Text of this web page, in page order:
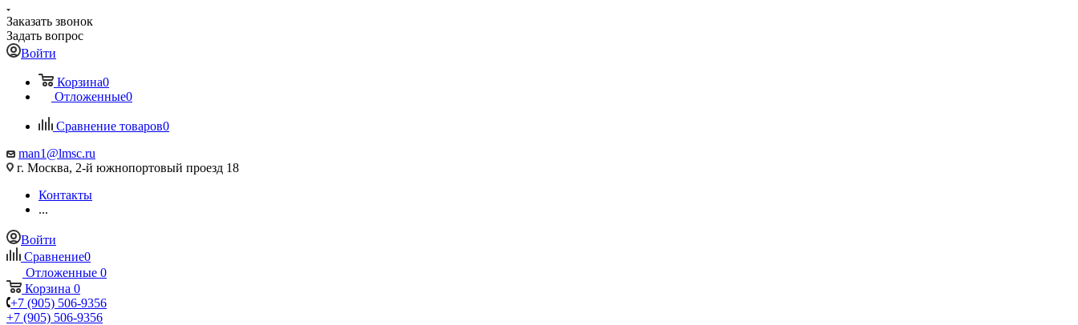
Заказать звонок
Задать вопрос
Войти
Корзина0
Отложенные0
Сравнение товаров0
man1@lmsc.ru
г. Москва, 2-й южнопортовый проезд 18
Контакты
...
Войти
Сравнение0
Отложенные 0
Корзина 0
+7 (905) 506-9356
+7 (905) 506-9356